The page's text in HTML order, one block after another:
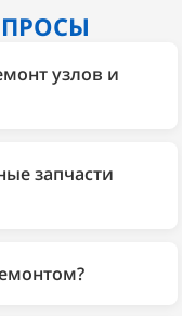
узлов и
склад
поэтому
запчасти
или